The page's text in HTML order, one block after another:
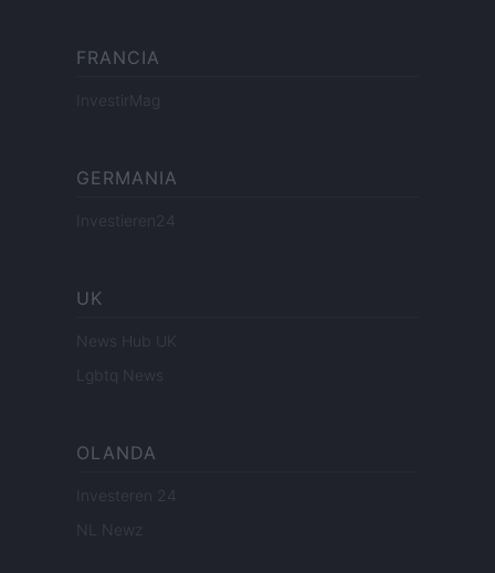
FRANCIA
InvestirMag
GERMANIA
Investieren24
UK
News Hub UK
Lgbtq News
OLANDA
Investeren 24
NL Newz